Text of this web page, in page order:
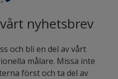
nyhetsbrev
och bli en del av vårt
målare. Missa inte
först och ta del av